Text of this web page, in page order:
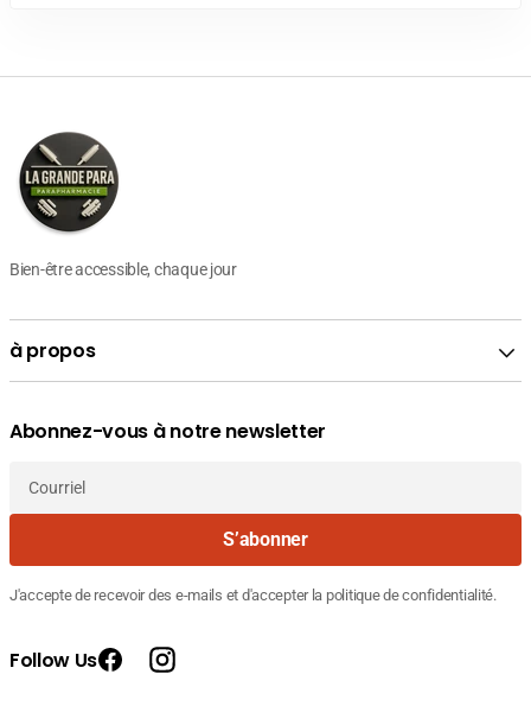
Bien-être accessible, chaque jour
à propos
Abonnez-vous à notre newsletter
Courriel
S’abonner
J'accepte de recevoir des e-mails et d'accepter la politique de confidentialité.
Follow Us FacebookInstagram